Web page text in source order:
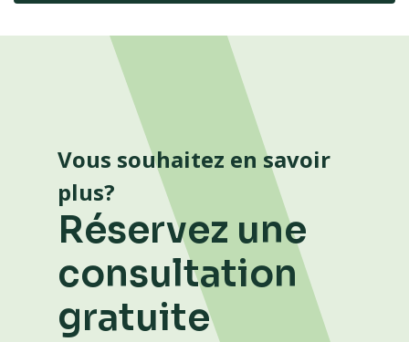
Vous souhaitez en savoir
plus?
Réservez une
consultation
gratuite